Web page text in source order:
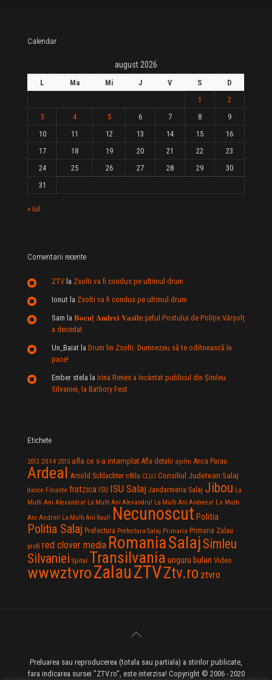
Calendar
august 2026
L Ma Mi J V S
D
1
2
3
4 5 6 7 8
9
10
11 12 13 14 15
16
17
18 19 20 21 22
23
24
25 26 27 28 29
30
31
« iul.
Comentarii recente
ZTV la Zsolti va fi condus pe ultimul drum
Ionut la Zsolti va fi condus pe ultimul drum
Sam la 𝐁𝐨𝐜𝐮ț 𝐀𝐧𝐝𝐫𝐞𝐢 𝐕𝐚𝐬𝐢𝐥e şeful Postului de Poliție Vârșolț
a decedat
Un_Baiat la Drum lin Zsolti. Dumnezeu sã te odihneascã în
pace!
Ember stela la Irina Rimes a încântat publicul din Şimleu
Silvaniei, la Bathory Fest
Etichete
2013 2014 2015 afla ce s-a intamplat Afla detalii ajofm Anca Parau
Ardeal Arnold Schlachter c8ilu CLUJ Consiliul Judetean Salaj
dance Finante fratzica ISU ISU Salaj Jandarmeria Salaj Jibou La
Multi Ani Alexandra! La Multi Ani Alexandru! La Multi Ani Andreea! La Multi
Ani Andrei! La Multi Ani Raul! Necunoscut Politia
Politia Salaj Prefectura Prefectura Salaj Primaria Primaria Zalau
profi red clover media RomaniaSalaj Simleu
Silvaniei Spital Transilvania unguru bulan Video
wwwztvroZalauZTVZtv.ro ztvro
Preluarea sau reproducerea (totala sau partiala) a stirilor publicate,
fara indicarea sursei "ZTV.ro", este interzisa! Copyright © 2006 - 2020